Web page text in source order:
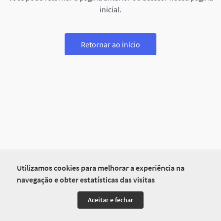
Utilizamos cookies para melhorar a experiência na
navegação e obter estatísticas das visitas
Aceitar e fechar
inicial.
Retornar ao início